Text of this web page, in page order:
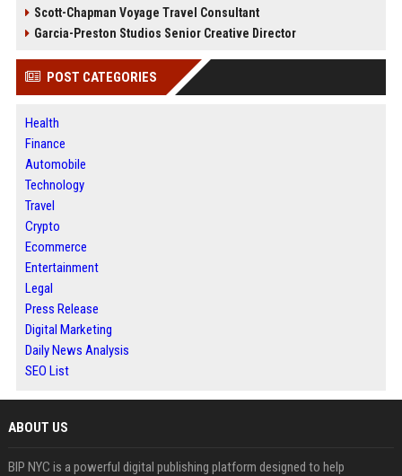
Scott-Chapman Voyage Travel Consultant
Garcia-Preston Studios Senior Creative Director
POST CATEGORIES
Health
Finance
Automobile
Technology
Travel
Crypto
Ecommerce
Entertainment
Legal
Press Release
Digital Marketing
Daily News Analysis
SEO List
ABOUT US
BIP NYC is a powerful digital publishing platform designed to help